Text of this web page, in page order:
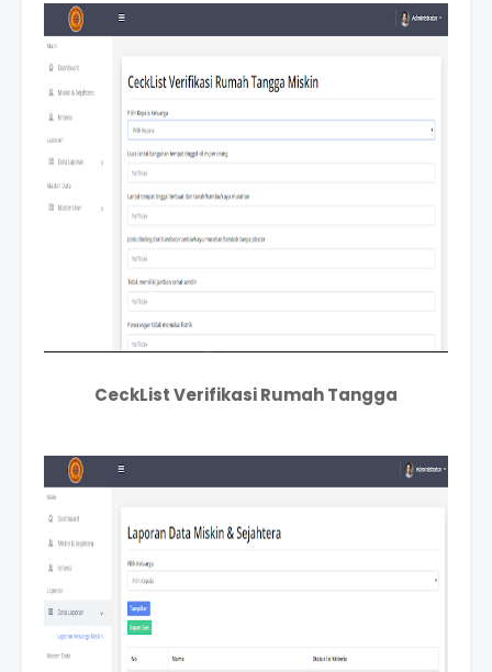
CeckList Verifikasi Rumah Tangga